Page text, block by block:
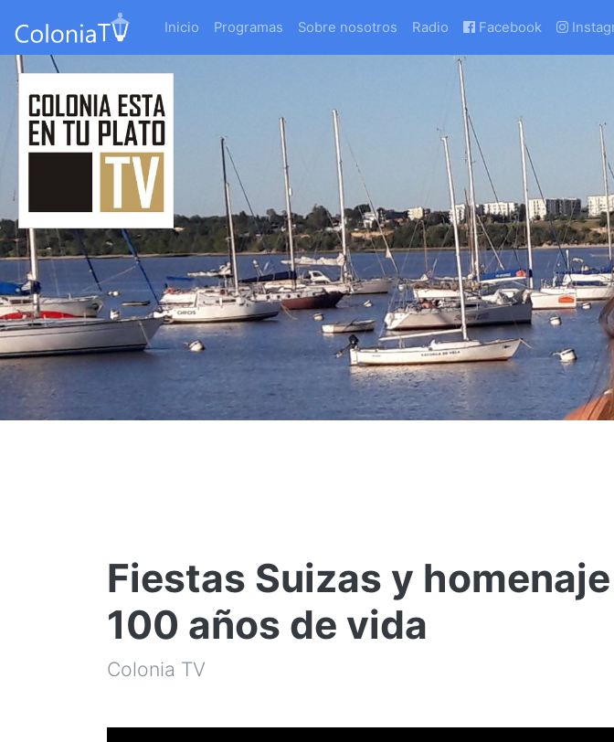
Inicio Programas Sobre nosotros Radio Facebook
Fiestas Suizas y
100 años de vida
Colonia TV